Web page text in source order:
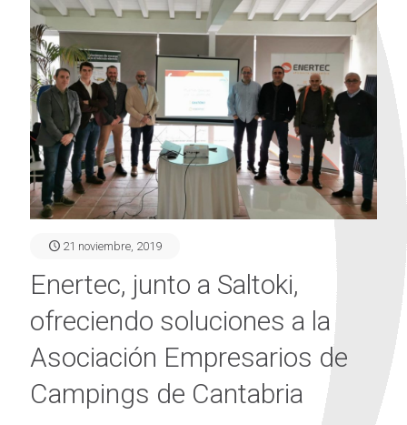
21 noviembre, 2019
Enertec, junto a Saltoki,
ofreciendo soluciones a la
Asociación Empresarios de
Campings de Cantabria